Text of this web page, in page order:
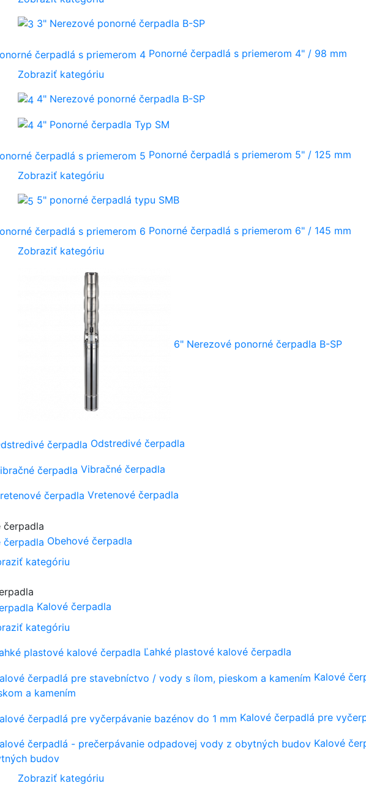
3" Nerezové ponorné čerpadla B-SP
Ponorné čerpadlá s priemerom 4" / 98 mm
Zobraziť kategóriu
4" Nerezové ponorné čerpadla B-SP
4" Ponorné čerpadla Typ SM
Ponorné čerpadlá s priemerom 5" / 125 mm
Zobraziť kategóriu
5" ponorné čerpadlá typu SMB
Ponorné čerpadlá s priemerom 6" / 145 mm
Zobraziť kategóriu
6" Nerezové ponorné čerpadla B-SP
Odstredivé čerpadla
Vibračné čerpadla
Vretenové čerpadla
Obehové čerpadla
kategóriu
Kalové čerpadla
kategóriu
Ľahké plastové kalové čerpadla
Kalové
a kamením
Kalové čerpadlá pre
Kalové
budov
Zobraziť kategóriu